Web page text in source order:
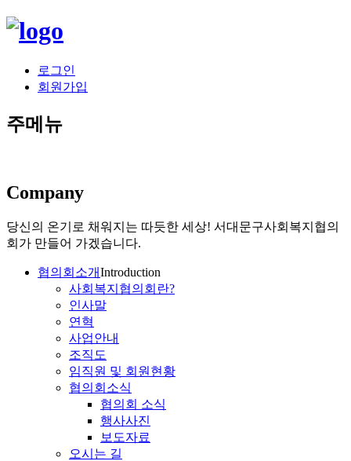
로그인
회원가입
주메뉴
Company
당신의 온기로 채워지는 따듯한 세상! 서대문구사회복지협의
회가 만들어 가겠습니다.
협의회소개Introduction
사회복지협의회란?
인사말
연혁
사업안내
조직도
임직원 및 회원현황
협의회소식
협의회 소식
행사사진
보도자료
오시는 길